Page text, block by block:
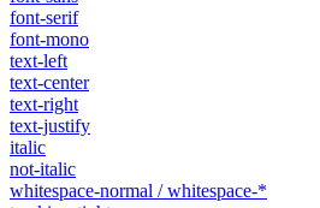
font-serif
font-mono
text-left
text-center
text-right
text-justify
italic
not-italic
whitespace-normal / whitespace-*